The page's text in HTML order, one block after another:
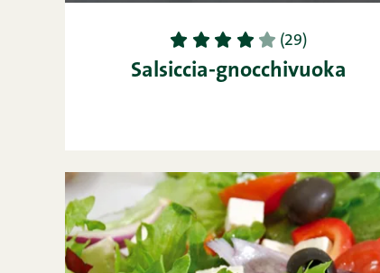
1 2 3 4 5 (29)
Salsiccia-gnocchivuoka